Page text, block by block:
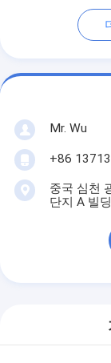
Mr. Wu
+86
중국 심천
단지 A 빌